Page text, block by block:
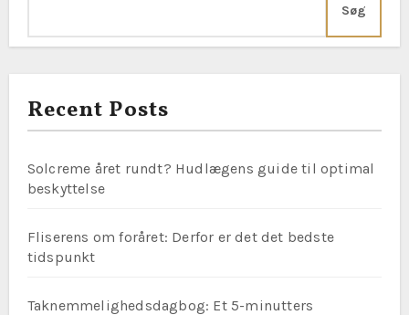
Søg
Recent Posts
Solcreme året rundt? Hudlægens guide til optimal
beskyttelse
Fliserens om foråret: Derfor er det det bedste
tidspunkt
Taknemmelighedsdagbog: Et 5-minutters